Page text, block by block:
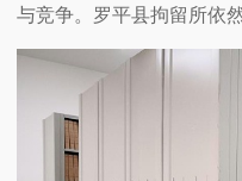
与竞争。罗平县拘留所依